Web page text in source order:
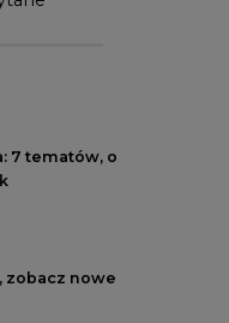
7 tematów, o
zobacz nowe